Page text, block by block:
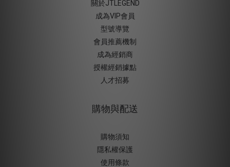
關於JTLEGEND
成為VIP會員
型號導覽
會員推薦機制
成為經銷商
授權經銷據點
人才招募
購物與配送
購物須知
隱私權保護
使用條款